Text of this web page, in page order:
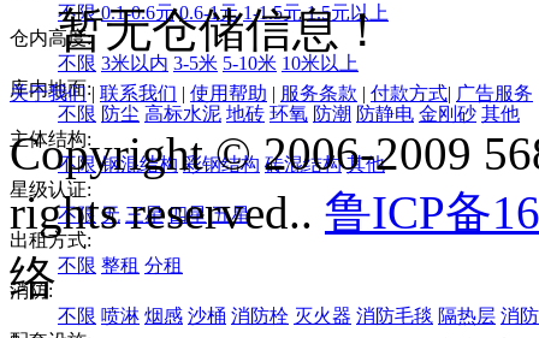
不限 0.1-0.6元 0.6-1元 1-1.5元 1.5元以上
仓内高度:
不限 3米以内 3-5米 5-10米 10米以上
库内地面:
不限 防尘 高标水泥 地砖 环氧 防潮 防静电 金刚砂 其他
主体结构:
不限 钢混结构 彩钢结构 砖混结构 其他
星级认证:
不限 无 三星 四星 五星
出租方式:
不限 整租 分租
消防:
不限 喷淋 烟感 沙桶 消防栓 灭火器 消防毛毯 隔热层 消
暂无仓储信息！
关于我们| 联系我们 | 使用帮助 | 服务条款 | 付款方式| 广告服务
Copyright © 2006-2009
rights reserved.. 鲁ICP备
络